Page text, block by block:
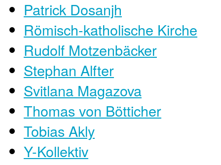
Patrick Dosanjh
Römisch-katholische Kirche
Rudolf Motzenbäcker
Stephan Alfter
Svitlana Magazova
Thomas von Bötticher
Tobias Akly
Y-Kollektiv